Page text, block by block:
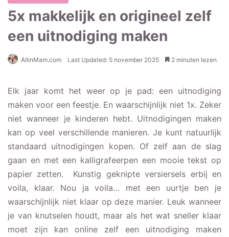
5x makkelijk en origineel zelf
een uitnodiging maken
AllinMam.com Last Updated: 5 november 2025 2 minuten lezen
Elk jaar komt het weer op je pad: een uitnodiging
maken voor een feestje. En waarschijnlijk niet 1x. Zeker
niet wanneer je kinderen hebt. Uitnodigingen maken
kan op veel verschillende manieren. Je kunt natuurlijk
standaard uitnodigingen kopen. Of zelf aan de slag
gaan en met een kalligrafeerpen een mooie tekst op
papier zetten. Kunstig geknipte versiersels erbij en
voila, klaar. Nou ja voila… met een uurtje ben je
waarschijnlijk niet klaar op deze manier. Leuk wanneer
je van knutselen houdt, maar als het wat sneller klaar
moet zijn kan online zelf een uitnodiging maken